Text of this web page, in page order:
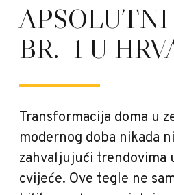
BR. 1 U
Transformacija doma u
modernog doba nikada
zahvaljujući trendovima
cvijeće. Ove tegle ne